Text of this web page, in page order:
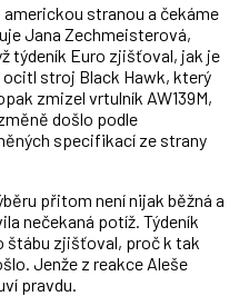
americkou stranou a čekáme
Jana Zechmeisterová,
týdeník Euro zjišťoval, jak je
ocitl stroj Black Hawk, který
zmizel vrtulník AW139M,
došlo podle
specifikací ze strany
přitom není nijak běžná a
nečekaná potíž. Týdeník
štábu zjišťoval, proč k tak
Jenže z reakce Aleše
pravdu.